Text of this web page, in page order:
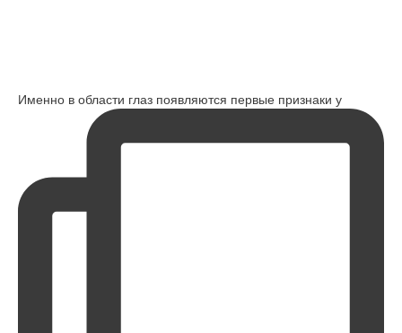
Именно в области глаз появляются первые признаки у